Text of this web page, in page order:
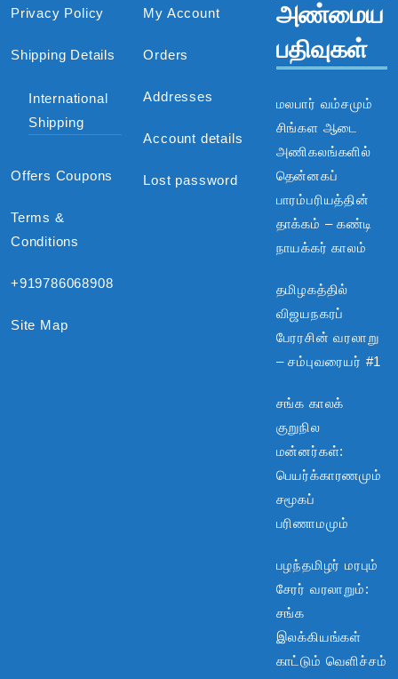
Privacy Policy
Shipping Details
International
Shipping
Offers Coupons
Terms &
Conditions
+919786068908
Site Map
My Account
Orders
Addresses
Account details
Lost password
அண்மைய
பதிவுகள்
மலபார் வம்சமும்
சிங்கள ஆடை
அணிகலங்களில்
தென்னகப்
பாரம்பரியத்தின்
தாக்கம் – கண்டி
நாயக்கர் காலம்
தமிழகத்தில்
விஜயநகரப்
பேரரசின் வரலாறு
– சம்புவரையர் #1
சங்க காலக்
குறுநில
மன்னர்கள்:
பெயர்க்காரணமும்
சமூகப்
பரிணாமமும்
பழந்தமிழர் மரபும்
சேரர் வரலாறும்:
சங்க
இலக்கியங்கள்
காட்டும் வெளிச்சம்